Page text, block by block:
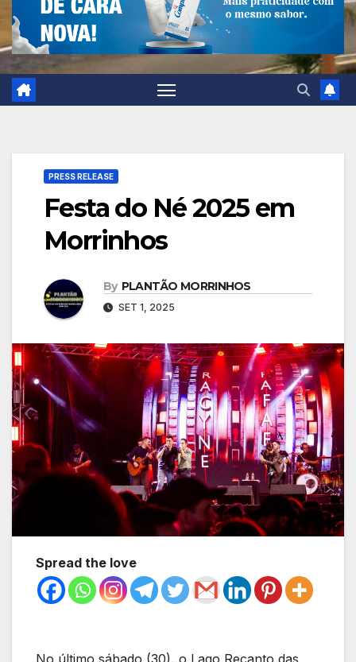
PRESS RELEASE
Festa do Né 2025 em
Morrinhos
By PLANTÃO MORRINHOS
SET 1, 2025
Spread the love
No último sábado (30), o Lago Recanto das